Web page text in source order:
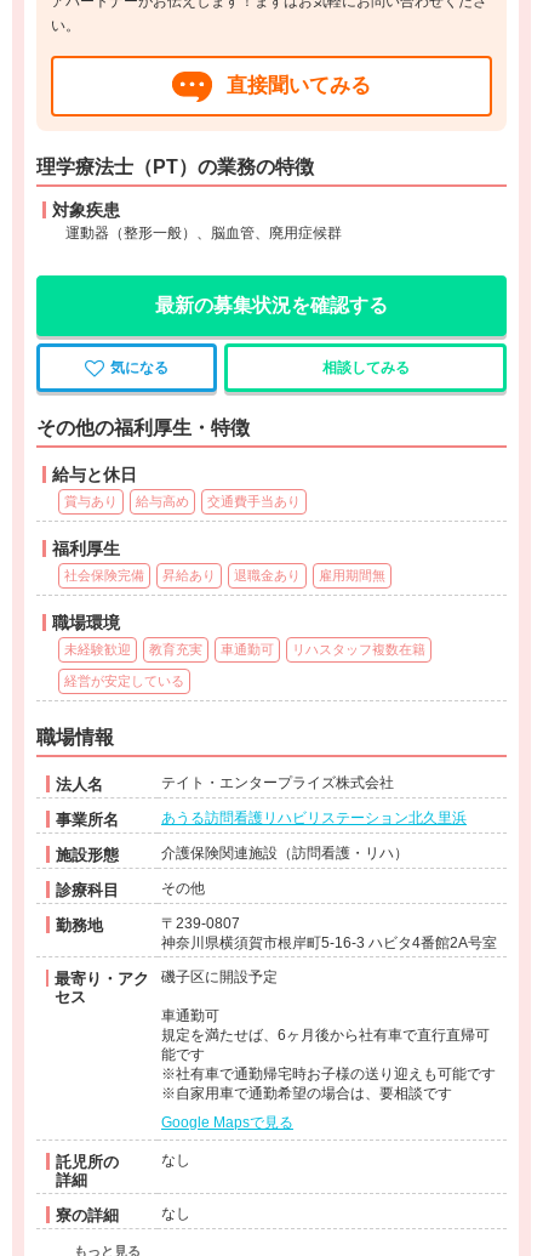
い。
直接聞いてみる
理学療法士（PT）の業務の特徴
対象疾患
運動器（整形一般）、脳血管、廃用症候群
最新の募集状況を確認する
気になる 相談してみる
その他の福利厚生・特徴
給与と休日
賞与あり 給与高め 交通費手当あり
福利厚生
社会保険完備 昇給あり 退職金あり 雇用期間無
職場環境
未経験歓迎 教育充実 車通勤可 リハスタッフ複数在籍
経営が安定している
職場情報
法人名 テイト・エンタープライズ株式会社
事業所名 あうる訪問看護リハビリステーション北久里浜
施設形態 介護保険関連施設（訪問看護・リハ）
診療科目 その他
勤務地
〒239-0807
神奈川県横須賀市根岸町5-16-3 ハビタ4番館2A号室
最寄り・アク
セス
磯子区に開設予定
車通勤可
規定を満たせば、6ヶ月後から社有車で直行直帰可
能です
※社有車で通勤帰宅時お子様の送り迎えも可能です
※自家用車で通勤希望の場合は、要相談です
Google Mapsで見る
託児所の
詳細
なし
寮の詳細 なし
もっと見る